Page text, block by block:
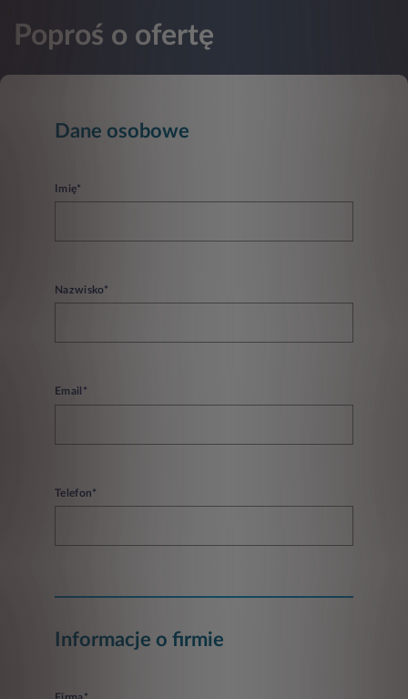
Poproś o ofertę
Dane osobowe
Imię*
Nazwisko*
Email*
Telefon*
Informacje o firmie